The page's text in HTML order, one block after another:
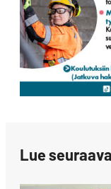
Lue